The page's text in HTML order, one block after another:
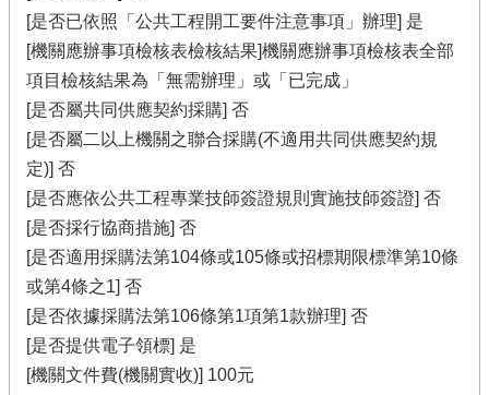
[是否已依照「公共工程開工要件注意事項」辦理] 是
[機關應辦事項檢核表檢核結果]機關應辦事項檢核表全部
項目檢核結果為「無需辦理」或「已完成」
[是否屬共同供應契約採購] 否
[是否屬二以上機關之聯合採購(不適用共同供應契約規
定)] 否
[是否應依公共工程專業技師簽證規則實施技師簽證] 否
[是否採行協商措施] 否
[是否適用採購法第104條或105條或招標期限標準第10條
或第4條之1] 否
[是否依據採購法第106條第1項第1款辦理] 否
[是否提供電子領標] 是
[機關文件費(機關實收)] 100元